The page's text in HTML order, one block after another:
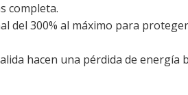
completa.
del 300% al máximo para
hacen una pérdida de energía